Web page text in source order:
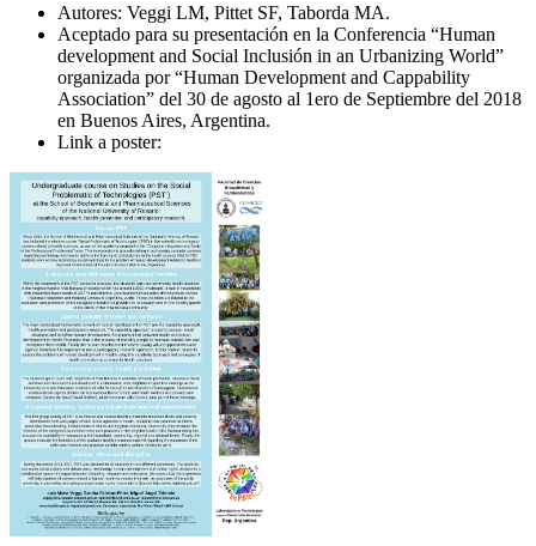
Autores: Veggi LM, Pittet SF, Taborda MA.
Aceptado para su presentación en la Conferencia “Human
development and Social Inclusión in an Urbanizing World”
organizada por “Human Development and Cappability
Association” del 30 de agosto al 1ero de Septiembre del 2018
en Buenos Aires, Argentina.
Link a poster: